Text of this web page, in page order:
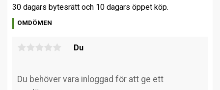
30 dagars bytesrätt och 10 dagars öppet köp.
OMDÖMEN
Du